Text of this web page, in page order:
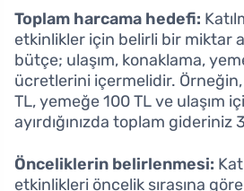
Toplam harcama hedefi:
etkinlikler için belirli bir miktar
bütçe; ulaşım, konaklama,
ücretlerini içermelidir.
TL, yemeğe 100 TL ve ulaşım
ayırdığınızda toplam gideriniz
Önceliklerin belirlenmesi:
etkinlikleri öncelik sırasına